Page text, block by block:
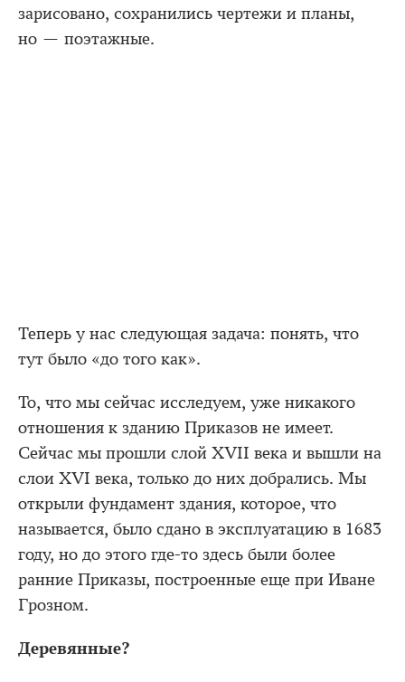
зарисовано, сохранились чертежи и планы,
но — поэтажные.
Теперь у нас следующая задача: понять, что
тут было «до того как».
То, что мы сейчас исследуем, уже никакого
отношения к зданию Приказов не имеет.
Сейчас мы прошли слой XVII века и вышли на
слои XVI века, только до них добрались. Мы
открыли фундамент здания, которое, что
называется, было сдано в эксплуатацию в 1683
году, но до этого где-то здесь были более
ранние Приказы, построенные еще при Иване
Грозном.
Деревянные?